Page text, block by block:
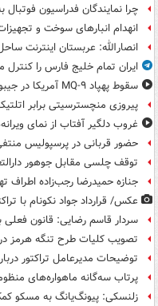
چرا نمایندگان فدراسیون فوتبال
انهدام انبارهای سوخت و
انصارالله: عربستان اینترنت
ایران تمام خلیج فارس را کنترل
سقوط پهپاد MQ-۹ آمریکا در جیبوتی
پیروزی منچسترسیتی برابر
غروب دلگیر آفتاب از نمای
حضور قربانی در پرسپولیس
توقف چلسی مقابل جوهور
جنازه حمیدرضا رجب‌زاده
عکس/ قرارداد جواد نکونام با
سردار قاسم رضایی: قانون فعلی
تصویب کلیات طرح تنگه هرمز
توضیحات مدیرعامل تراکتور
پرتاب سه‌گانه ماهواره‌های
زلنسکی: پیونگ‌یانگ به مسکو